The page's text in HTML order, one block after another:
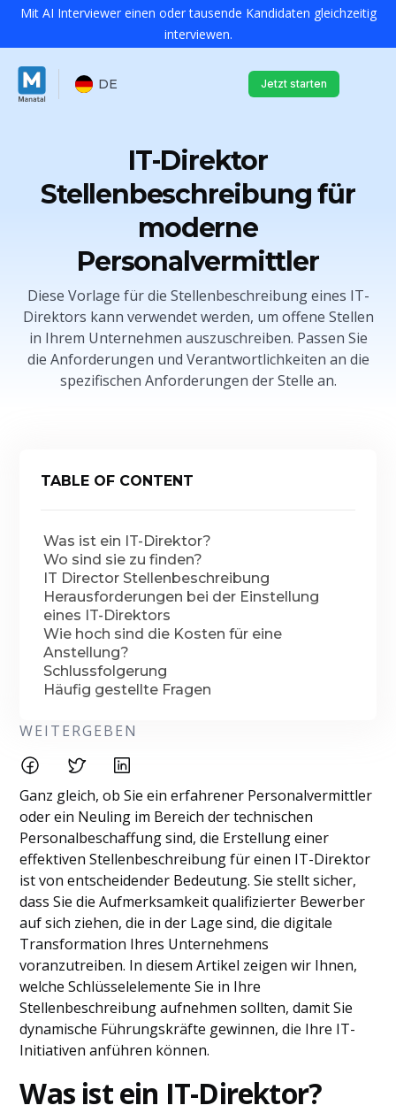
Mit AI Interviewer einen oder tausende Kandidaten gleichzeitig
interviewen.
DE Jetzt starten
IT-Direktor
Stellenbeschreibung für
moderne
Personalvermittler
Diese Vorlage für die Stellenbeschreibung eines IT-
Direktors kann verwendet werden, um offene Stellen
in Ihrem Unternehmen auszuschreiben. Passen Sie
die Anforderungen und Verantwortlichkeiten an die
spezifischen Anforderungen der Stelle an.
TABLE OF CONTENT
Was ist ein IT-Direktor?
Wo sind sie zu finden?
IT Director Stellenbeschreibung
Herausforderungen bei der Einstellung
eines IT-Direktors
Wie hoch sind die Kosten für eine
Anstellung?
Schlussfolgerung
Häufig gestellte Fragen
WEITERGEBEN
Ganz gleich, ob Sie ein erfahrener Personalvermittler
oder ein Neuling im Bereich der technischen
Personalbeschaffung sind, die Erstellung einer
effektiven Stellenbeschreibung für einen IT-Direktor
ist von entscheidender Bedeutung. Sie stellt sicher,
dass Sie die Aufmerksamkeit qualifizierter Bewerber
auf sich ziehen, die in der Lage sind, die digitale
Transformation Ihres Unternehmens
voranzutreiben. In diesem Artikel zeigen wir Ihnen,
welche Schlüsselelemente Sie in Ihre
Stellenbeschreibung aufnehmen sollten, damit Sie
dynamische Führungskräfte gewinnen, die Ihre IT-
Initiativen anführen können.
Was ist ein IT-Direktor?